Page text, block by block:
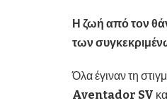
Η ζωή από τον
των
Όλα έγιναν τη
Aventador SV